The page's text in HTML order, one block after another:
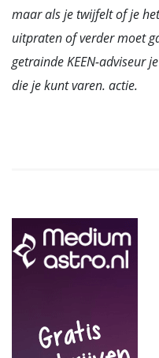
maar als je twijfelt of je
uitpraten of verder moet
getrainde KEEN-adviseur
die je kunt varen. actie.